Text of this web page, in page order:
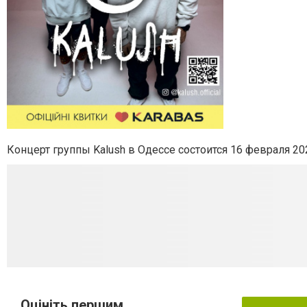
Концерт группы Kalush в Одессе состоится 16 февраля